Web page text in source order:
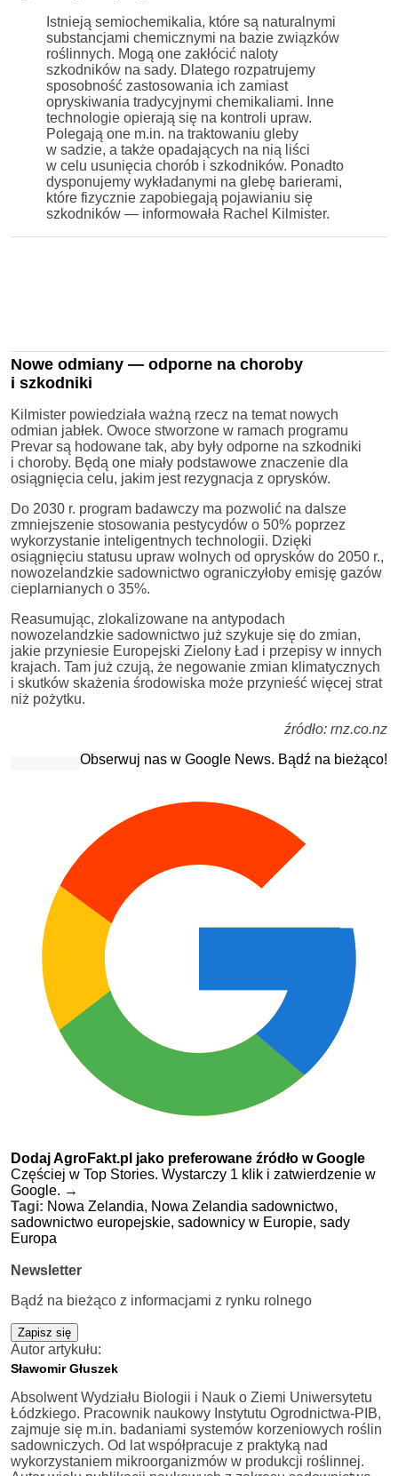
Istnieją semiochemikalia, które są naturalnymi
substancjami chemicznymi na bazie związków
roślinnych. Mogą one zakłócić naloty
szkodników na sady. Dlatego rozpatrujemy
sposobność zastosowania ich zamiast
opryskiwania tradycyjnymi chemikaliami. Inne
technologie opierają się na kontroli upraw.
Polegają one m.in. na traktowaniu gleby
w sadzie, a także opadających na nią liści
w celu usunięcia chorób i szkodników. Ponadto
dysponujemy wykładanymi na glebę barierami,
które fizycznie zapobiegają pojawianiu się
szkodników — informowała Rachel Kilmister.
Nowe odmiany — odporne na choroby
i szkodniki
Kilmister powiedziała ważną rzecz na temat nowych
odmian jabłek. Owoce stworzone w ramach programu
Prevar są hodowane tak, aby były odporne na szkodniki
i choroby. Będą one miały podstawowe znaczenie dla
osiągnięcia celu, jakim jest rezygnacja z oprysków.
Do 2030 r. program badawczy ma pozwolić na dalsze
zmniejszenie stosowania pestycydów o 50% poprzez
wykorzystanie inteligentnych technologii. Dzięki
osiągnięciu statusu upraw wolnych od oprysków do 2050 r.,
nowozelandzkie sadownictwo ograniczyłoby emisję gazów
cieplarnianych o 35%.
Reasumując, zlokalizowane na antypodach
nowozelandzkie sadownictwo już szykuje się do zmian,
jakie przyniesie Europejski Zielony Ład i przepisy w innych
krajach. Tam już czują, że negowanie zmian klimatycznych
i skutków skażenia środowiska może przynieść więcej strat
niż pożytku.
źródło: rnz.co.nz
Obserwuj nas w Google News. Bądź na bieżąco!
Dodaj AgroFakt.pl jako preferowane źródło w Google
Częściej w Top Stories. Wystarczy 1 klik i zatwierdzenie w
Google. →
Tagi: Nowa Zelandia, Nowa Zelandia sadownictwo,
sadownictwo europejskie, sadownicy w Europie, sady
Europa
Newsletter
Bądź na bieżąco z informacjami z rynku rolnego
Zapisz się
Autor artykułu:
Sławomir Głuszek
Absolwent Wydziału Biologii i Nauk o Ziemi Uniwersytetu
Łódzkiego. Pracownik naukowy Instytutu Ogrodnictwa-PIB,
zajmuje się m.in. badaniami systemów korzeniowych roślin
sadowniczych. Od lat współpracuje z praktyką nad
wykorzystaniem mikroorganizmów w produkcji roślinnej.